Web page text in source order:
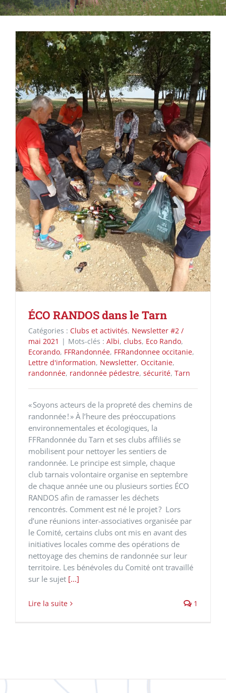
ÉCO RANDOS dans le Tarn
Catégories : Clubs et activités, Newsletter #2 /
mai 2021 | Mots-clés : Albi, clubs, Eco Rando,
Ecorando, FFRandonnée, FFRandonnee occitanie,
Lettre d'information, Newsletter, Occitanie,
randonnée, randonnée pédestre, sécurité, Tarn
« Soyons acteurs de la propreté des chemins de
randonnée ! » À l’heure des préoccupations
environnementales et écologiques, la
FFRandonnée du Tarn et ses clubs affiliés se
mobilisent pour nettoyer les sentiers de
randonnée. Le principe est simple, chaque
club tarnais volontaire organise en septembre
de chaque année une ou plusieurs sorties ÉCO
RANDOS afin de ramasser les déchets
rencontrés. Comment est né le projet ? Lors
d’une réunions inter-associatives organisée par
le Comité, certains clubs ont mis en avant des
initiatives locales comme des opérations de
nettoyage des chemins de randonnée sur leur
territoire. Les bénévoles du Comité ont travaillé
sur le sujet [...]
Lire la suite 1